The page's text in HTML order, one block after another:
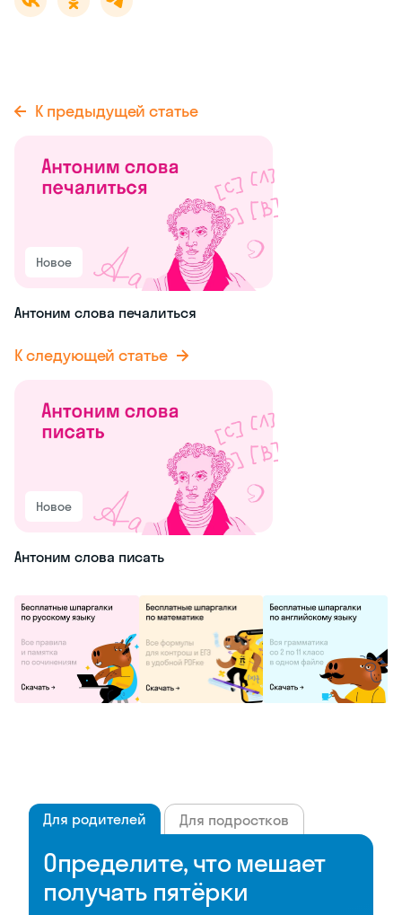
К предыдущей статье
Новое
Антоним слова печалиться
К следующей статье
Новое
Антоним слова писать
Для родителей Для подростков
Определите, что мешает
получать пятёрки